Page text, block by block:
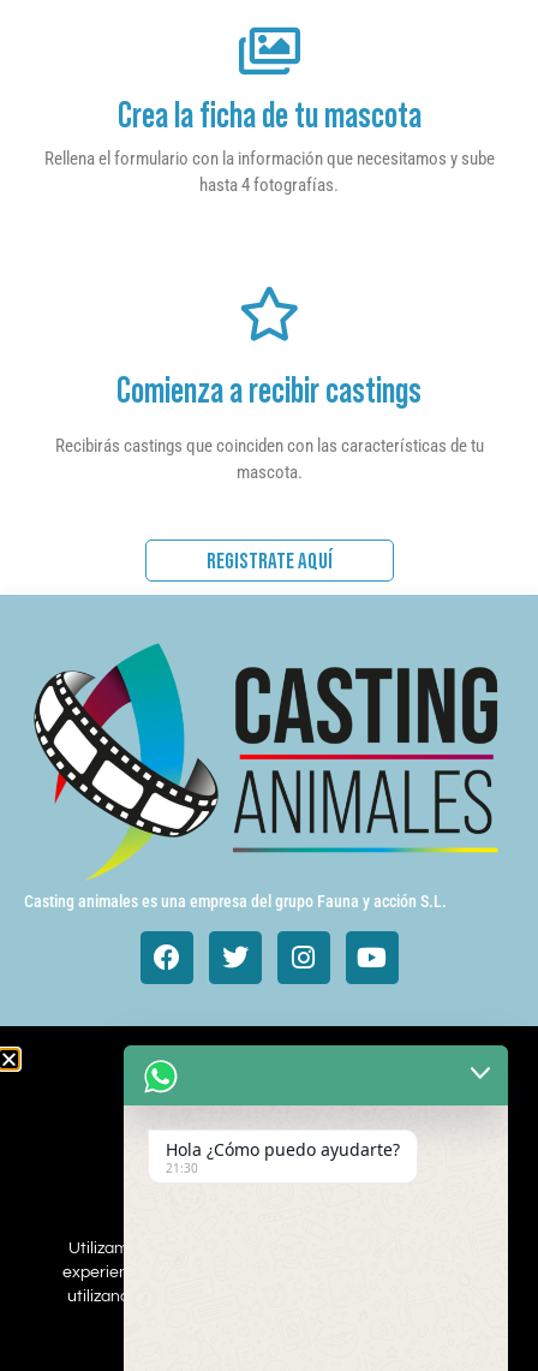
Crea la ficha de tu mascota
Rellena el formulario con la información que necesitamos y sube
hasta 4 fotografías.
Comienza a recibir castings
Recibirás castings que coinciden con las características de tu
mascota.
REGISTRATE AQUÍ
Casting animales es una empresa del grupo Fauna y acción S.L.
Animales de cine y TV
Gatos
Mamímeros Exóticos
Hola ¿Cómo puedo ayudarte?
21:30
Utilizamos cookies para asegurar que damos la mejor
experiencia al usuario en nuestro sitio web. Si continúa
utilizando este sitio asumiremos que está de acuerdo.